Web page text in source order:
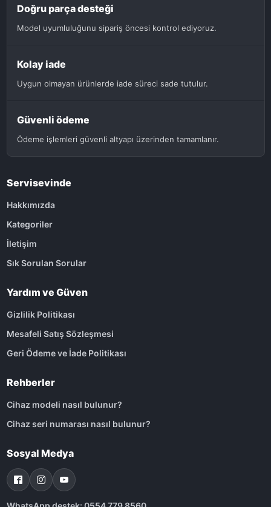
Doğru parça desteği
Model uyumluluğunu sipariş öncesi kontrol ediyoruz.
Kolay iade
Uygun olmayan ürünlerde iade süreci sade tutulur.
Güvenli ödeme
Ödeme işlemleri güvenli altyapı üzerinden tamamlanır.
Servisevinde
Hakkımızda
Kategoriler
İletişim
Sık Sorulan Sorular
Yardım ve Güven
Gizlilik Politikası
Mesafeli Satış Sözleşmesi
Geri Ödeme ve İade Politikası
Rehberler
Cihaz modeli nasıl bulunur?
Cihaz seri numarası nasıl bulunur?
Sosyal Medya